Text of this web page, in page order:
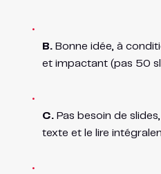
B.Bonne idée, à
et impactant (pas 50
C.Pas besoin de
texte et le lire